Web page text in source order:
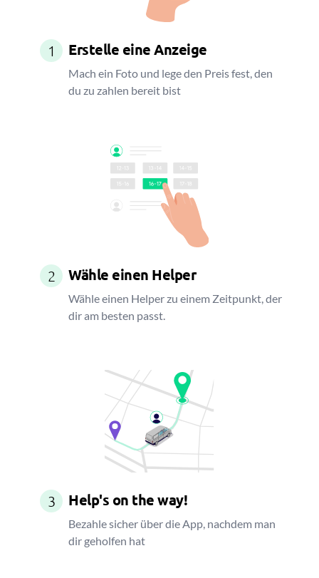
1 Erstelle eine Anzeige
Mach ein Foto und lege den Preis fest, den
du zu zahlen bereit bist
2 Wähle einen Helper
Wähle einen Helper zu einem Zeitpunkt, der
dir am besten passt.
3 Help's on the way!
Bezahle sicher über die App, nachdem man
dir geholfen hat